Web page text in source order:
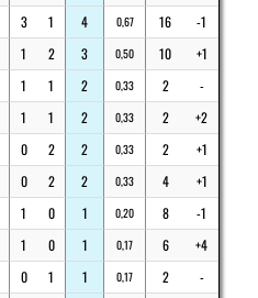
3 1 4 0,67 16
-1
1 2 3 0,50 10
+1
1 1 2 0,33 2
-
1 1 2 0,33 2
+2
0 2 2 0,33 2
+1
0 2 2 0,33 4
+1
1 0 1 0,20 8
-1
1 0 1 0,17 6
+4
0 1 1 0,17 2
-